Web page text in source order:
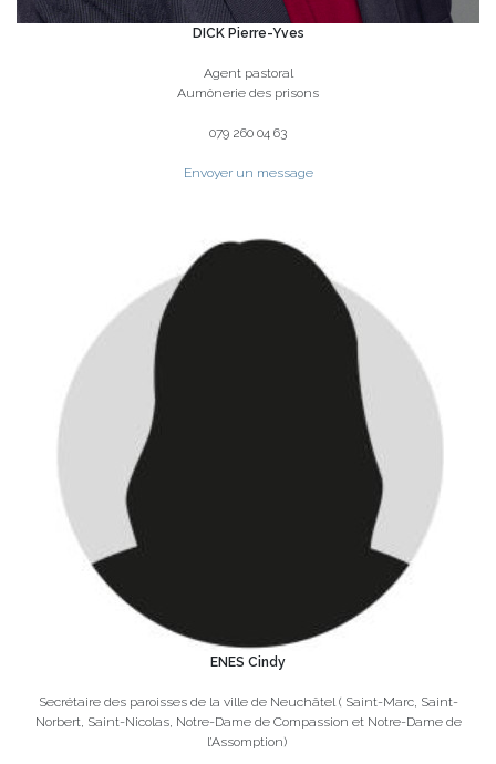
DICK Pierre-Yves
Agent pastoral
Aumônerie des prisons
079 260 04 63​
Envoyer un message
ENES Cindy
Secrétaire des paroisses de la ville de Neuchâtel ( Saint-Marc, Saint-
Norbert, Saint-Nicolas, Notre-Dame de Compassion et Notre-Dame de
l’Assomption)